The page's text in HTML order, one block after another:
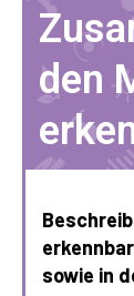
den
sowie in